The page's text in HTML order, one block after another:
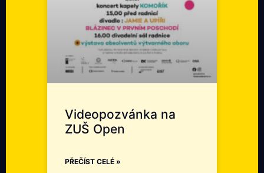
Videopozvánka na
ZUŠ Open
PŘEČÍST CELÉ »